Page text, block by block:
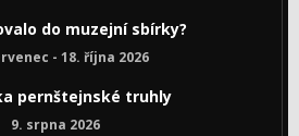
do muzejní sbírky?
- 18. října 2026
pernštejnské truhly
9. srpna 2026